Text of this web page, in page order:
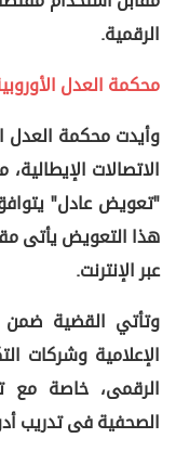
الرقمية.
محكمة العدل
وأيدت محكمة العدل
الاتصالات
"تعويض عادل" يتوافق
هذا التعويض يأتى
عبر الإنترنت.
وتأتي القضية ضمن
الإعلامية وشركات
الرقمى، خاصة مع
الصحفية فى تدريب